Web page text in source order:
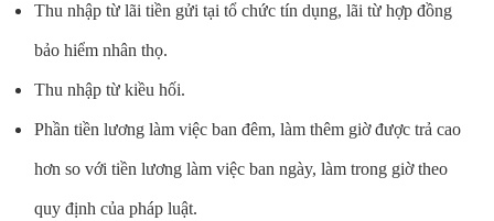
Thu nhập từ lãi tiền gửi tại tổ chức tín dụng, lãi từ hợp đồng
bảo hiểm nhân thọ.
Thu nhập từ kiều hối.
Phần tiền lương làm việc ban đêm, làm thêm giờ được trả cao
hơn so với tiền lương làm việc ban ngày, làm trong giờ theo
quy định của pháp luật.